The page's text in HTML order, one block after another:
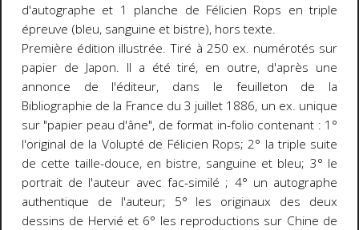
d'autographe et 1 planche de Félicien Rops en triple
épreuve (bleu, sanguine et bistre), hors texte.
Première édition illustrée. Tiré à 250 ex. numérotés sur
papier de Japon. Il a été tiré, en outre, d'après une
annonce de l'éditeur, dans le feuilleton de la
Bibliographie de la France du 3 juillet 1886, un ex. unique
sur "papier peau d'âne", de format in-folio contenant : 1°
l'original de la Volupté de Félicien Rops; 2° la triple suite
de cette taille-douce, en bistre, sanguine et bleu; 3° le
portrait de l'auteur avec fac-similé ; 4° un autographe
authentique de l'auteur; 5° les originaux des deux
dessins de Hervié et 6° les reproductions sur Chine de